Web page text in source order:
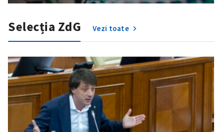
Selecția ZdG Vezi toate